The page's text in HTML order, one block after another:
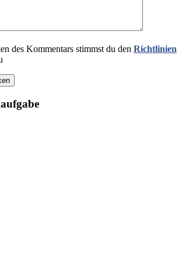
des Kommentars stimmst du den Richtlinien